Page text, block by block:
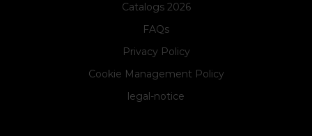
Catalogs 2026
FAQs
Privacy Policy
Cookie Management Policy
legal-notice